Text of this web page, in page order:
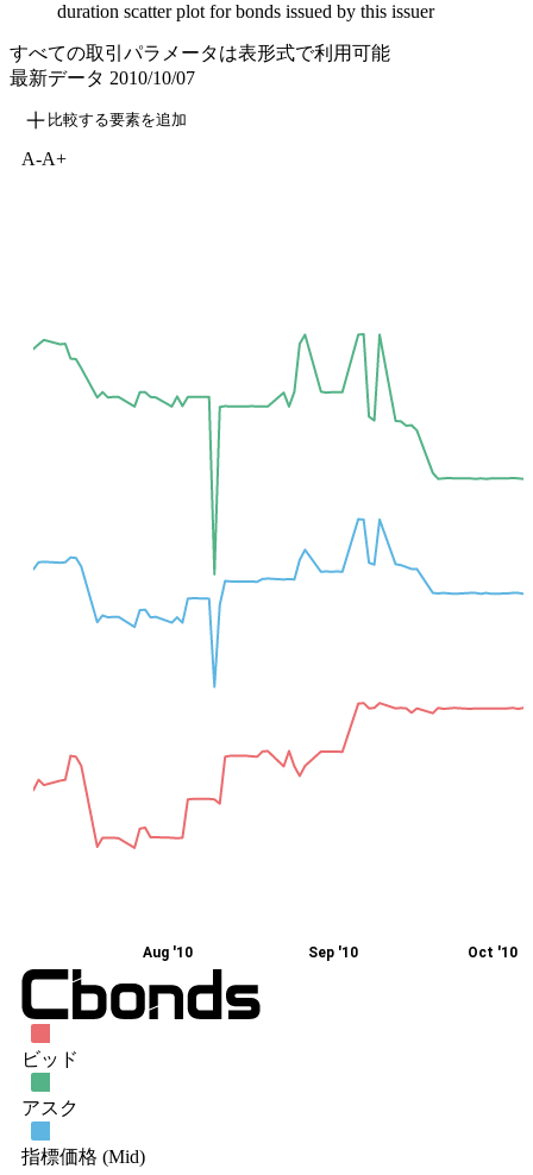
duration scatter plot for bonds issued by this issuer
すべての取引パラメータは表形式で利用可能
最新データ 2010/10/07
比較する要素を追加